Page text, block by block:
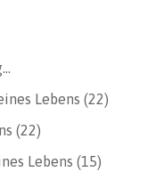
Lebens (22)
(22)
Lebens (15)